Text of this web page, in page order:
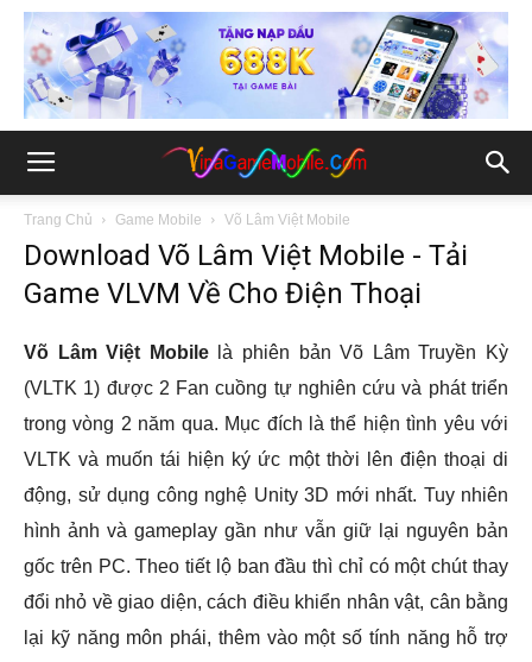
Trang Chủ Game Mobile Võ Lâm Việt Mobile
Download Võ Lâm Việt Mobile - Tải
Game VLVM Về Cho Điện Thoại
Võ Lâm Việt Mobilelà phiên bản Võ Lâm Truyền Kỳ
(VLTK 1) được 2 Fan cuồng tự nghiên cứu và phát triển
trong vòng 2 năm qua. Mục đích là thể hiện tình yêu với
VLTK và muốn tái hiện ký ức một thời lên điện thoại di
động, sử dụng công nghệ Unity 3D mới nhất. Tuy nhiên
hình ảnh và gameplay gần như vẫn giữ lại nguyên bản
gốc trên PC. Theo tiết lộ ban đầu thì chỉ có một chút thay
đổi nhỏ về giao diện, cách điều khiển nhân vật, cân bằng
lại kỹ năng môn phái, thêm vào một số tính năng hỗ trợ